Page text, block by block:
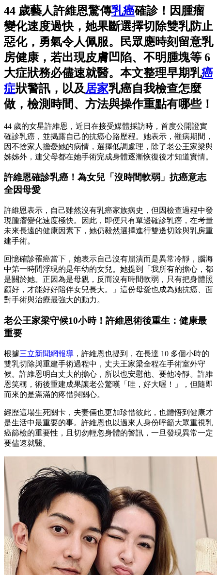
44 歲藝人許維恩驚傳乳癌確診！因腫瘤
變化速度過快，她果斷選擇切除雙乳防止
惡化，勇氣令人佩服。民眾應時刻留意乳
房健康，若出現皮膚凹陷、不明腫塊等 6
大症狀務必儘速就醫。本文整理早期乳癌
症狀警訊，以及居家乳癌自我檢查怎麼
做，檢測時間、方法與操作重點有哪些！
44 歲的女星許維恩，近日在接受媒體採訪時，首度公開證實
確診乳癌，並揭露自己的抗癌心路歷程。她表示，罹病期間，
因不捨家人擔憂她的病情，選擇低調處理，除了老公王家梁與
姊姊外，連父母都在她手術完成身體逐漸恢復後才知道實情。
許維恩確診乳癌！為女兒「沒時間軟弱」抗癌意志
全因母愛
許維恩表示，自己雖然沒有乳癌家族病史，但因檢查過程中發
現腫瘤變化速度極快。因此，即便只有單邊確診乳癌，在考量
未來長遠的健康因素下，她仍毅然選擇進行雙邊切除與乳房重
建手術。
回憶確診罹癌當下，她表示自己沒有崩潰而是異常冷靜，腦海
中第一時間浮現的是年幼的女兒。她提到「我所有的擔心，都
是關於她。正因為是母親，反而沒有時間軟弱，只有把身體照
顧好，才能好好陪伴女兒長大。」這份母愛也成為她抗癌、面
對手術與治療最強大的動力。
老公王家梁守候10小時！許維恩術後重生：健康最
重要
根據三立新聞網報導 ，許維恩也提到，在長達 10 多個小時的
雙乳切除與重建手術過程中，丈夫王家梁全程在手術室外守
候。許維恩明白丈夫的擔心，所以也安慰他、要他冷靜。許維
恩笑稱，術後重建成果讓老公驚嘆「哇，好大喔！」，但隨即
而來的是滿滿的疼惜與關心。
經歷這場生死關卡，夫妻倆也更加珍惜彼此，也體悟到健康才
是生活中最重要的事。許維恩也以過來人身份呼籲大眾重視乳
癌篩檢的重要性，且切勿輕忽身體的警訊，一旦發現異常一定
要儘速就醫。